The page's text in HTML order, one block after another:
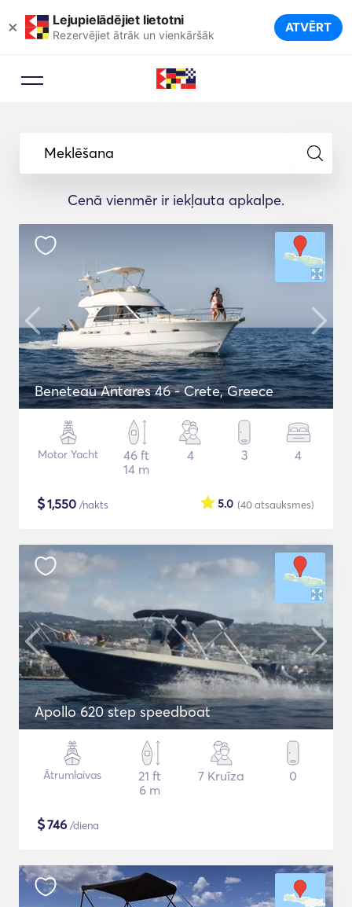
× Lejupielādējiet lietotni
Rezervējiet ātrāk un vienkāršāk ATVĒRT
Meklēšana
Cenā vienmēr ir iekļauta apkalpe.
Beneteau Antares 46 - Crete, Greece
Motor Yacht
46 ft
14 m
4 3 4
$1,550 /nakts (40atsauksmes)
5.0
Apollo 620 step speedboat
Ātrumlaivas
21 ft
6 m
7 Kruīza 0
$746 /diena